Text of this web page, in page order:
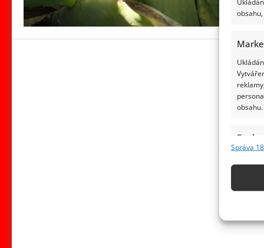
obsahu.
Funkce
Správa